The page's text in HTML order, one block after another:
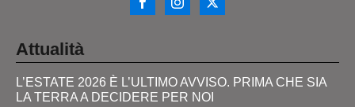
Attualità
L’ESTATE 2026 È L’ULTIMO AVVISO. PRIMA CHE SIA
LA TERRA A DECIDERE PER NOI